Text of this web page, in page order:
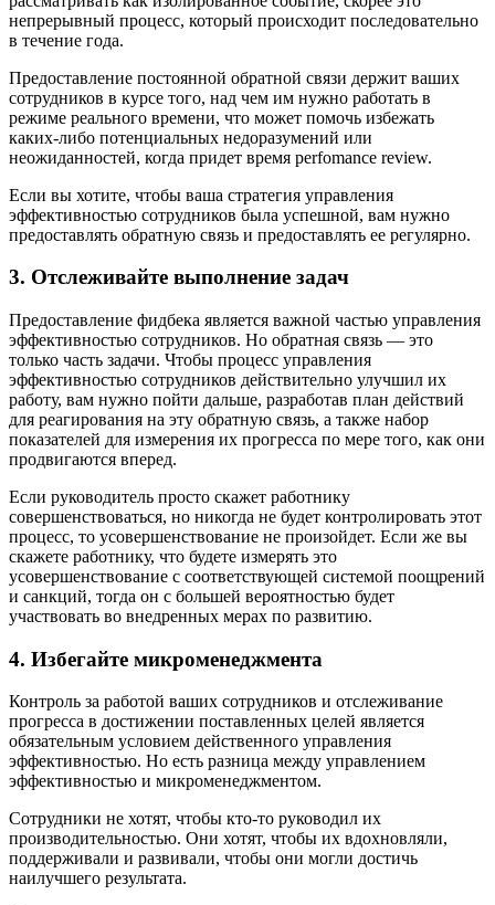
непрерывный процесс, который происходит последовательно
в течение года.
Предоставление постоянной обратной связи держит ваших
сотрудников в курсе того, над чем им нужно работать в
режиме реального времени, что может помочь избежать
каких-либо потенциальных недоразумений или
неожиданностей, когда придет время perfomance review.
Если вы хотите, чтобы ваша стратегия управления
эффективностью сотрудников была успешной, вам нужно
предоставлять обратную связь и предоставлять ее регулярно.
3. Отслеживайте выполнение задач
Предоставление фидбека является важной частью управления
эффективностью сотрудников. Но обратная связь — это
только часть задачи. Чтобы процесс управления
эффективностью сотрудников действительно улучшил их
работу, вам нужно пойти дальше, разработав план действий
для реагирования на эту обратную связь, а также набор
показателей для измерения их прогресса по мере того, как они
продвигаются вперед.
Если руководитель просто скажет работнику
совершенствоваться, но никогда не будет контролировать этот
процесс, то усовершенствование не произойдет. Если же вы
скажете работнику, что будете измерять это
усовершенствование с соответствующей системой поощрений
и санкций, тогда он с большей вероятностью будет
участвовать во внедренных мерах по развитию.
4. Избегайте микроменеджмента
Контроль за работой ваших сотрудников и отслеживание
прогресса в достижении поставленных целей является
обязательным условием действенного управления
эффективностью. Но есть разница между управлением
эффективностью и микроменеджментом.
Сотрудники не хотят, чтобы кто-то руководил их
производительностью. Они хотят, чтобы их вдохновляли,
поддерживали и развивали, чтобы они могли достичь
наилучшего результата.